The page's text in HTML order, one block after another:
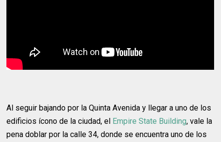
Al seguir bajando por la Quinta Avenida y llegar a uno de los
edificios ícono de la ciudad, el Empire State Building, vale la
pena doblar por la calle 34, donde se encuentra uno de los